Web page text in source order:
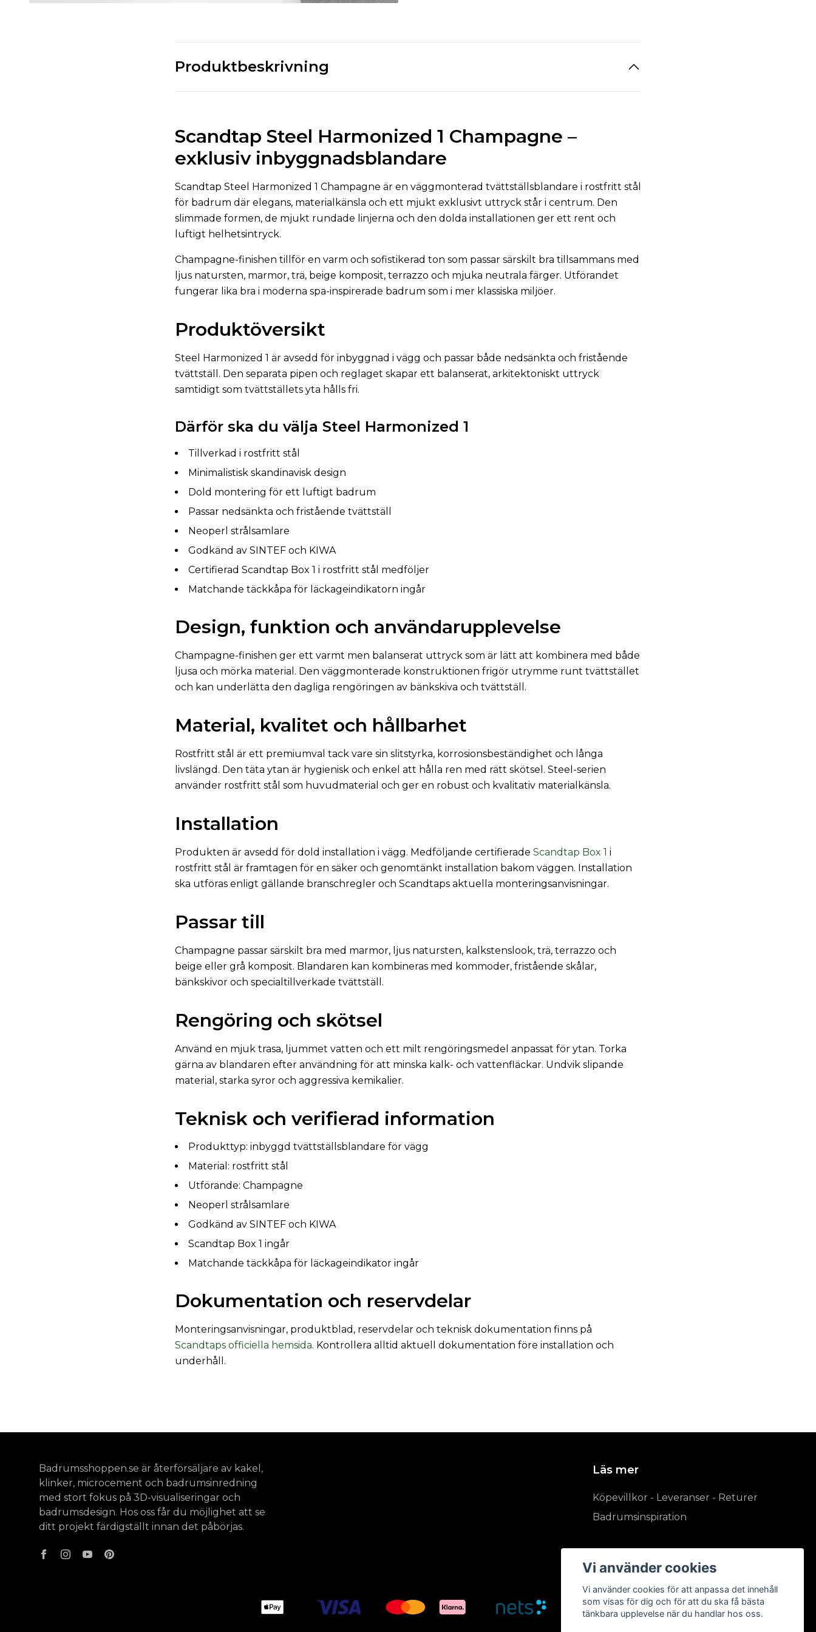
Produktbeskrivning
Scandtap Steel Harmonized 1 Champagne –
exklusiv inbyggnadsblandare
Scandtap Steel Harmonized 1 Champagne är en väggmonterad tvättställsblandare i rostfritt stål
för badrum där elegans, materialkänsla och ett mjukt exklusivt uttryck står i centrum. Den
slimmade formen, de mjukt rundade linjerna och den dolda installationen ger ett rent och
luftigt helhetsintryck.
Champagne-finishen tillför en varm och sofistikerad ton som passar särskilt bra tillsammans med
ljus natursten, marmor, trä, beige komposit, terrazzo och mjuka neutrala färger. Utförandet
fungerar lika bra i moderna spa-inspirerade badrum som i mer klassiska miljöer.
Produktöversikt
Steel Harmonized 1 är avsedd för inbyggnad i vägg och passar både nedsänkta och fristående
tvättställ. Den separata pipen och reglaget skapar ett balanserat, arkitektoniskt uttryck
samtidigt som tvättställets yta hålls fri.
Därför ska du välja Steel Harmonized 1
Tillverkad i rostfritt stål
Minimalistisk skandinavisk design
Dold montering för ett luftigt badrum
Passar nedsänkta och fristående tvättställ
Neoperl strålsamlare
Godkänd av SINTEF och KIWA
Certifierad Scandtap Box 1 i rostfritt stål medföljer
Matchande täckkåpa för läckageindikatorn ingår
Design, funktion och användarupplevelse
Champagne-finishen ger ett varmt men balanserat uttryck som är lätt att kombinera med både
ljusa och mörka material. Den väggmonterade konstruktionen frigör utrymme runt tvättstället
och kan underlätta den dagliga rengöringen av bänkskiva och tvättställ.
Material, kvalitet och hållbarhet
Rostfritt stål är ett premiumval tack vare sin slitstyrka, korrosionsbeständighet och långa
livslängd. Den täta ytan är hygienisk och enkel att hålla ren med rätt skötsel. Steel-serien
använder rostfritt stål som huvudmaterial och ger en robust och kvalitativ materialkänsla.
Installation
Produkten är avsedd för dold installation i vägg. Medföljande certifierade Scandtap Box 1 i
rostfritt stål är framtagen för en säker och genomtänkt installation bakom väggen. Installation
ska utföras enligt gällande branschregler och Scandtaps aktuella monteringsanvisningar.
Passar till
Champagne passar särskilt bra med marmor, ljus natursten, kalkstenslook, trä, terrazzo och
beige eller grå komposit. Blandaren kan kombineras med kommoder, fristående skålar,
bänkskivor och specialtillverkade tvättställ.
Rengöring och skötsel
Använd en mjuk trasa, ljummet vatten och ett milt rengöringsmedel anpassat för ytan. Torka
gärna av blandaren efter användning för att minska kalk- och vattenfläckar. Undvik slipande
material, starka syror och aggressiva kemikalier.
Teknisk och verifierad information
Produkttyp: inbyggd tvättställsblandare för vägg
Material: rostfritt stål
Utförande: Champagne
Neoperl strålsamlare
Godkänd av SINTEF och KIWA
Scandtap Box 1 ingår
Matchande täckkåpa för läckageindikator ingår
Dokumentation och reservdelar
Monteringsanvisningar, produktblad, reservdelar och teknisk dokumentation finns på
Scandtaps officiella hemsida. Kontrollera alltid aktuell dokumentation före installation och
underhåll.
Badrumsshoppen.se är återförsäljare av kakel,
klinker, microcement och badrumsinredning
med stort fokus på 3D-visualiseringar och
badrumsdesign. Hos oss får du möjlighet att se
ditt projekt färdigställt innan det påbörjas.
Läs mer
Köpevillkor - Leveranser - Returer
Badrumsinspiration
Vi använder cookies
Vi använder cookies för att anpassa det innehåll
som visas för dig och för att du ska få bästa
tänkbara upplevelse när du handlar hos oss.